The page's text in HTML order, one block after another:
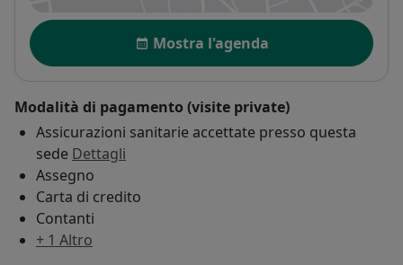
Disponibilità
Mostra l'agenda
Modalità di pagamento (visite private)
Assicurazioni sanitarie accettate presso questa
sede Dettagli
Assegno
Carta di credito
Contanti
+ 1 Altro